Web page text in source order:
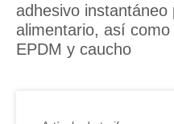
adhesivo
alimentario, así
EPDM y caucho